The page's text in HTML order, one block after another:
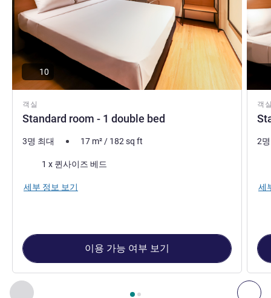
이전 - 객실 다
2 페이지 , 객실 1 : Standard room - 1 double bed , 객실 2 :
객실
Standard room - 1 double bed
10
3명 최대 17 m²/ 182sq ft
1 x 퀸사이즈 베드
세부 정보 보기
이용 가능 여부 보기
객
2
세